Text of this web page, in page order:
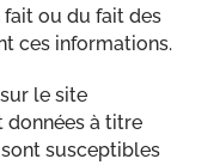
fait ou du fait des
ces informations.
le site
à titre
susceptibles